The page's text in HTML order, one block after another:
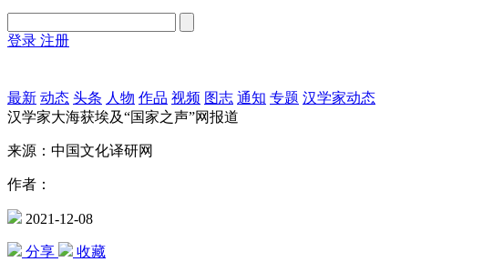
登录 注册
最新 动态 头条 人物 作品 视频 图志 通知 专题 汉学家动态
汉学家大海获埃及“国家之声”网报道
来源：中国文化译研网
作者：
2021-12-08
分享 收藏